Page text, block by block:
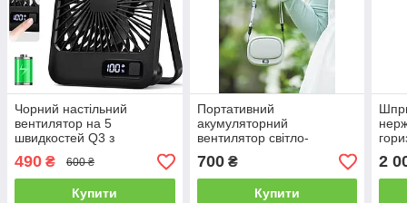
Чорний настільний
вентилятор на 5
швидкостей Q3 з
акумулятором та
підсвічуванням заряду
490 ₴ 600 ₴
Купити
Портативний
акумуляторний
вентилятор світло-
зелений (крижаний)
DQ239 на 5 швидкостей
для шиї та столу з
700₴
Купити
2